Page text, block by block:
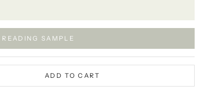
READING SAMPLE
ADD TO CART